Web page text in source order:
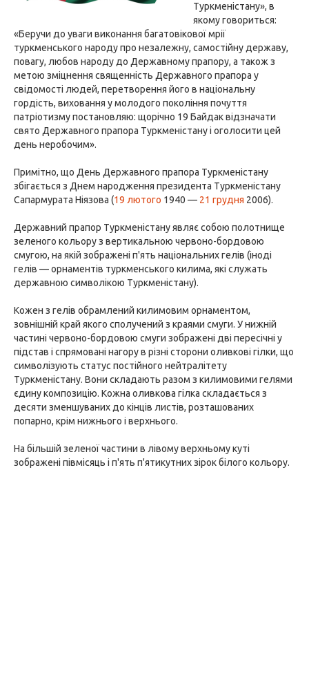
Туркменістану», в
якому говориться:
«Беручи до уваги виконання багатовікової мрії
туркменського народу про незалежну, самостійну державу,
повагу, любов народу до Державному прапору, а також з
метою зміцнення священність Державного прапора у
свідомості людей, перетворення його в національну
гордість, виховання у молодого покоління почуття
патріотизму постановляю: щорічно 19 Байдак відзначати
свято Державного прапора Туркменістану і оголосити цей
день неробочим».
Примітно, що День Державного прапора Туркменістану
збігається з Днем народження президента Туркменістану
Сапармурата Ніязова (19 лютого 1940 — 21 грудня 2006).
Державний прапор Туркменістану являє собою полотнище
зеленого кольору з вертикальною червоно-бордовою
смугою, на якій зображені п'ять національних гелів (іноді
гелів — орнаментів туркменського килима, які служать
державною символікою Туркменістану).
Кожен з гелів обрамлений килимовим орнаментом,
зовнішній край якого сполучений з краями смуги. У нижній
частині червоно-бордовою смуги зображені дві пересічні у
підстав і спрямовані нагору в різні сторони оливкові гілки, що
символізують статус постійного нейтралітету
Туркменістану. Вони складають разом з килимовими гелями
єдину композицію. Кожна оливкова гілка складається з
десяти зменшуваних до кінців листів, розташованих
попарно, крім нижнього і верхнього.
На більшій зеленої частини в лівому верхньому куті
зображені півмісяць і п'ять п'ятикутних зірок білого кольору.